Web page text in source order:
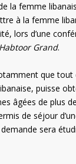
la femme
à la femme
lors d’une
Grand.
que tout
puisse
âgées de plus
de séjour
sera